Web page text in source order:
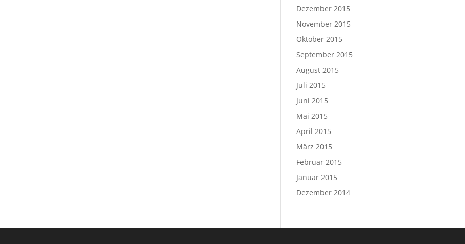
Dezember 2015
November 2015
Oktober 2015
September 2015
August 2015
Juli 2015
Juni 2015
Mai 2015
April 2015
März 2015
Februar 2015
Januar 2015
Dezember 2014